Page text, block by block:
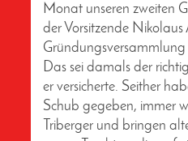
Monat unseren zweiten
der Vorsitzende
Das sei damals der
er versicherte. Seither
Schub gegeben, immer
Triberger und bringen